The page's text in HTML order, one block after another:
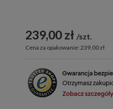
239,00 zł szt.
Cena za opakowanie: 239,00 zł